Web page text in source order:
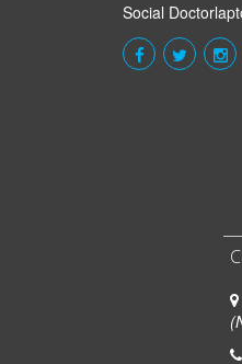
Social